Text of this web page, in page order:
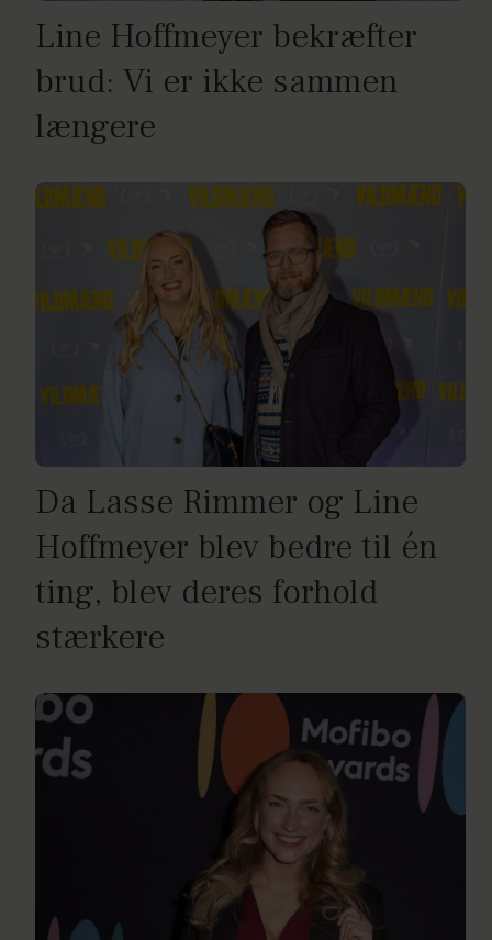
Line Hoffmeyer bekræfter
brud: Vi er ikke sammen
længere
Da Lasse Rimmer og Line
Hoffmeyer blev bedre til én
ting, blev deres forhold
stærkere